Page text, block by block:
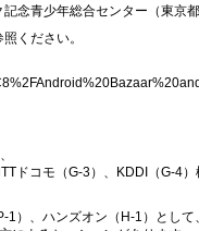
念青少年総合センター（東京
ください。
ドコモ（G-3）、KDDI（G-4）
）、ハンズオン（H-1）として、